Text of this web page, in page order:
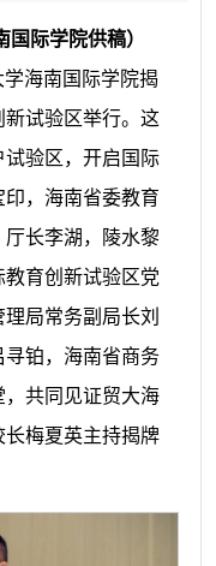
际学院供稿）
海南国际学院揭
试验区举行。这
验区，开启国际
，海南省委教育
长李湖，陵水黎
育创新试验区党
局常务副局长刘
铂，海南省商务
共同见证贸大海
梅夏英主持揭牌